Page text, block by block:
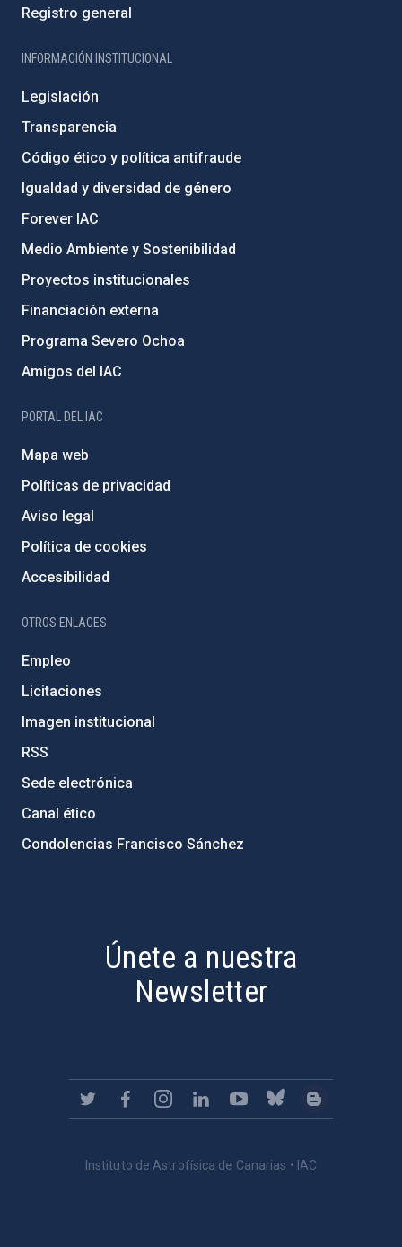
Registro general
INFORMACIÓN INSTITUCIONAL
Legislación
Transparencia
Código ético y política antifraude
Igualdad y diversidad de género
Forever IAC
Medio Ambiente y Sostenibilidad
Proyectos institucionales
Financiación externa
Programa Severo Ochoa
Amigos del IAC
PORTAL DEL IAC
Mapa web
Políticas de privacidad
Aviso legal
Política de cookies
Accesibilidad
OTROS ENLACES
Empleo
Licitaciones
Imagen institucional
RSS
Sede electrónica
Canal ético
Condolencias Francisco Sánchez
Únete a nuestra
Newsletter
Instituto de Astrofísica de Canarias • IAC